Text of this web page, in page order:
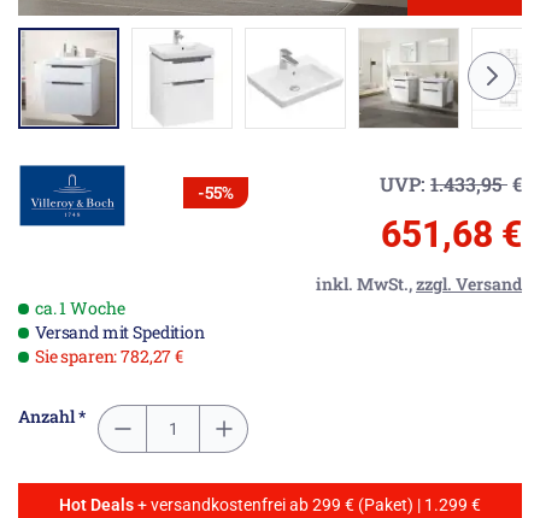
-55% UVP: 1.433,95€
651,68 €
inkl. MwSt.,zzgl. Versand
ca. 1 Woche
Versand mit Spedition
Sie sparen: 782,27 €
Anzahl *
Hot Deals+ versandkostenfrei ab 299 € (Paket) | 1.299 €